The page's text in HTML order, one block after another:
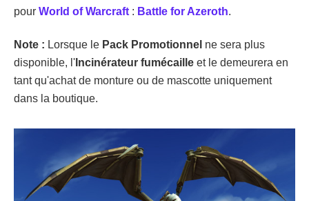
pour World of Warcraft : Battle for Azeroth.
Note : Lorsque le Pack Promotionnel ne sera plus
disponible, l' Incinérateur fumécaille et le demeurera en
tant qu'achat de monture ou de mascotte uniquement
dans la boutique.